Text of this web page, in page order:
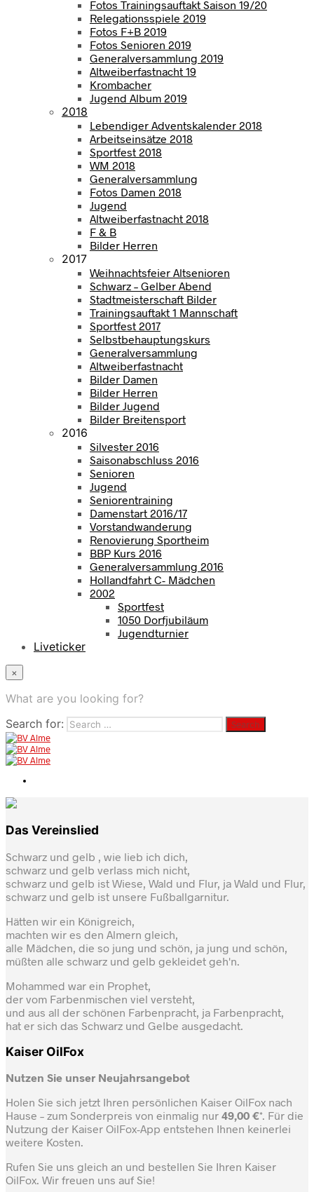
Fotos Trainingsauftakt Saison 19/20
Relegationsspiele 2019
Fotos F+B 2019
Fotos Senioren 2019
Generalversammlung 2019
Altweiberfastnacht 19
Krombacher
Jugend Album 2019
2018
Lebendiger Adventskalender 2018
Arbeitseinsätze 2018
Sportfest 2018
WM 2018
Generalversammlung
Fotos Damen 2018
Jugend
Altweiberfastnacht 2018
F & B
Bilder Herren
2017
Weihnachtsfeier Altsenioren
Schwarz – Gelber Abend
Stadtmeisterschaft Bilder
Trainingsauftakt 1 Mannschaft
Sportfest 2017
Selbstbehauptungskurs
Generalversammlung
Altweiberfastnacht
Bilder Damen
Bilder Herren
Bilder Jugend
Bilder Breitensport
2016
Silvester 2016
Saisonabschluss 2016
Senioren
Jugend
Seniorentraining
Damenstart 2016/17
Vorstandwanderung
Renovierung Sportheim
BBP Kurs 2016
Generalversammlung 2016
Hollandfahrt C- Mädchen
2002
Sportfest
1050 Dorfjubiläum
Jugendturnier
Liveticker
×
What are you looking for?
Search for:
Das Vereinslied
Schwarz und gelb , wie lieb ich dich,
schwarz und gelb verlass mich nicht,
schwarz und gelb ist Wiese, Wald und Flur, ja Wald und Flur,
schwarz und gelb ist unsere Fußballgarnitur.
Hätten wir ein Königreich,
machten wir es den Almern gleich,
alle Mädchen, die so jung und schön, ja jung und schön,
müßten alle schwarz und gelb gekleidet geh'n.
Mohammed war ein Prophet,
der vom Farbenmischen viel versteht,
und aus all der schönen Farbenpracht, ja Farbenpracht,
hat er sich das Schwarz und Gelbe ausgedacht.
Kaiser OilFox
Nutzen Sie unser Neujahrsangebot
Holen Sie sich jetzt Ihren persönlichen Kaiser OilFox nach
Hause – zum Sonderpreis von einmalig nur 49,00 €*. Für die
Nutzung der Kaiser OilFox-App entstehen Ihnen keinerlei
weitere Kosten.
Rufen Sie uns gleich an und bestellen Sie Ihren Kaiser
OilFox. Wir freuen uns auf Sie!